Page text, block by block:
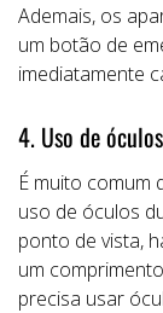
Ademais, os
um botão de
imediatamente
4. Uso de
É muito comum
uso de óculos
ponto de vista,
um
precisa usar